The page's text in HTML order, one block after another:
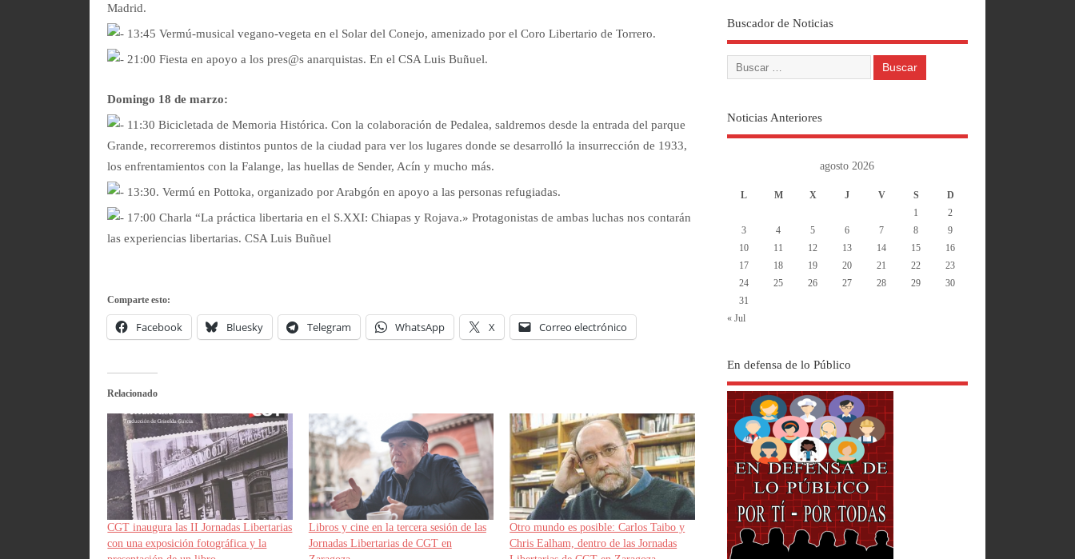
Madrid.
13:45 Vermú-musical vegano-vegeta en el Solar del Conejo, amenizado por el Coro Libertario de Torrero.
21:00 Fiesta en apoyo a los pres@s anarquistas. En el CSA Luis Buñuel.
Domingo 18 de marzo:
11:30 Bicicletada de Memoria Histórica. Con la colaboración de Pedalea, saldremos desde la entrada del parque
Grande, recorreremos distintos puntos de la ciudad para ver los lugares donde se desarrolló la insurrección de 1933,
los enfrentamientos con la Falange, las huellas de Sender, Acín y mucho más.
13:30. Vermú en Pottoka, organizado por Arabgón en apoyo a las personas refugiadas.
17:00 Charla “La práctica libertaria en el S.XXI: Chiapas y Rojava.» Protagonistas de ambas luchas nos contarán
las experiencias libertarias. CSA Luis Buñuel
Comparte esto:
Facebook Bluesky Telegram WhatsApp X Correo electrónico
Relacionado
CGT inaugura las II Jornadas Libertarias
con una exposición fotográfica y la
Libros y cine en la tercera sesión de las
Jornadas Libertarias de CGT en
Otro mundo es posible: Carlos Taibo y
Chris Ealham, dentro de las Jornadas
Buscador de Noticias
Noticias Anteriores
agosto 2026
L M X J V S
D
1
2
3
4 5 6 7 8
9
10
11 12 13 14 15
16
17
18 19 20 21 22
23
24
25 26 27 28 29
30
31
« Jul
En defensa de lo Público